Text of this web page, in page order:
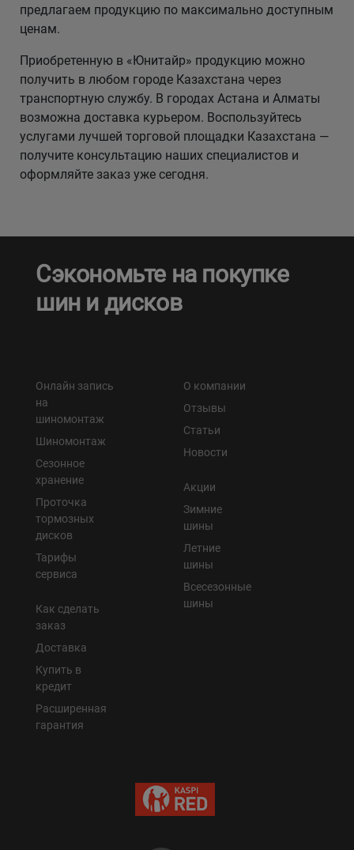
предлагаем продукцию по максимально доступным
ценам.
Приобретенную в «Юнитайр» продукцию можно
получить в любом городе Казахстана через
транспортную службу. В городах Астана и Алматы
возможна доставка курьером. Воспользуйтесь
услугами лучшей торговой площадки Казахстана —
получите консультацию наших специалистов и
оформляйте заказ уже сегодня.
Сэкономьте на покупке
шин и дисков
Онлайн запись
на
шиномонтаж
Шиномонтаж
Сезонное
хранение
Проточка
тормозных
дисков
Тарифы
сервиса
Как сделать
заказ
Доставка
Купить в
кредит
Расширенная
гарантия
О компании
Отзывы
Статьи
Новости
Акции
Зимние
шины
Летние
шины
Всесезонные
шины